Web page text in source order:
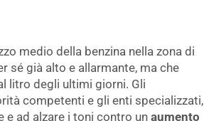
medio della benzina nella zona di
sé già alto e allarmante, ma che
litro degli ultimi giorni. Gli
competenti e gli enti specializzati,
e ad alzare i toni contro un aumento